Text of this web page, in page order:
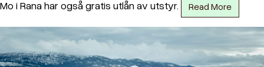
Mo i Rana har også gratis utlån av utstyr.
Read More